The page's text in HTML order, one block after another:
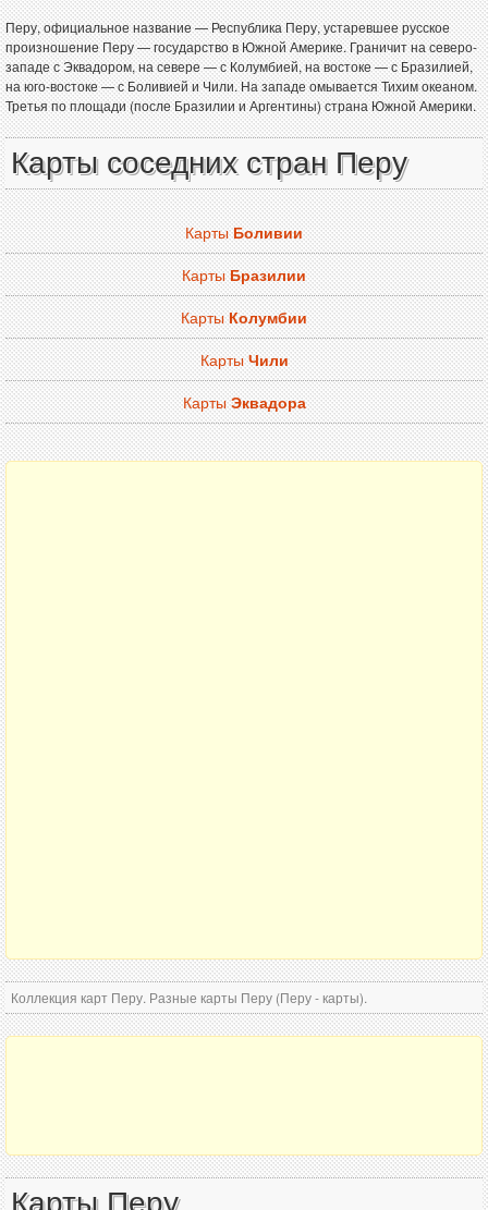
Перу, официальное название — Республика Перу, устаревшее русское
произношение Перу — государство в Южной Америке. Граничит на северо-
западе с Эквадором, на севере — с Колумбией, на востоке — с Бразилией,
на юго-востоке — с Боливией и Чили. На западе омывается Тихим океаном.
Третья по площади (после Бразилии и Аргентины) страна Южной Америки.
Карты соседних стран Перу
КартыБоливии
КартыБразилии
КартыКолумбии
КартыЧили
КартыЭквадора
Коллекция карт Перу. Разные карты Перу (Перу - карты).
Карты Перу